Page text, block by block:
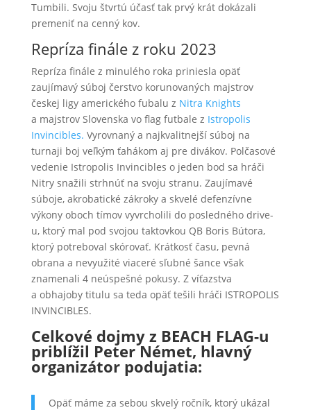
Tumbili. Svoju štvrtú účasť tak prvý krát dokázali
premeniť na cenný kov.
Repríza finále z roku 2023
Repríza finále z minulého roka priniesla opäť
zaujímavý súboj čerstvo korunovaných majstrov
českej ligy amerického fubalu z Nitra Knights
a majstrov Slovenska vo flag futbale z Istropolis
Invincibles. Vyrovnaný a najkvalitnejší súboj na
turnaji boj veľkým ťahákom aj pre divákov. Polčasové
vedenie Istropolis Invincibles o jeden bod sa hráči
Nitry snažili strhnúť na svoju stranu. Zaujímavé
súboje, akrobatické zákroky a skvelé defenzívne
výkony oboch tímov vyvrcholili do posledného drive-
u, ktorý mal pod svojou taktovkou QB Boris Bútora,
ktorý potreboval skórovať. Krátkosť času, pevná
obrana a nevyužité viaceré sľubné šance však
znamenali 4 neúspešné pokusy. Z víťazstva
a obhajoby titulu sa teda opäť tešili hráči ISTROPOLIS
INVINCIBLES.
Celkové dojmy z BEACH FLAG-u
priblížil Peter Német, hlavný
organizátor podujatia:
Opäť máme za sebou skvelý ročník, ktorý ukázal